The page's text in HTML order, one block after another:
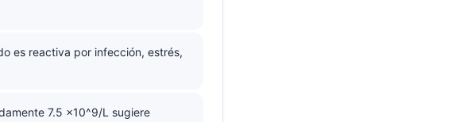
es reactiva por infección, estrés,
7.5 ×10^9/L sugiere